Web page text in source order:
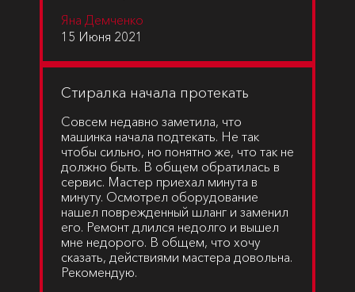
Яна Демченко
15 Июня 2021
Стиралка начала протекать
Совсем недавно заметила, что
машинка начала подтекать. Не так
чтобы сильно, но понятно же, что так не
должно быть. В общем обратилась в
сервис. Мастер приехал минута в
минуту. Осмотрел оборудование
нашел поврежденный шланг и заменил
его. Ремонт длился недолго и вышел
мне недорого. В общем, что хочу
сказать, действиями мастера довольна.
Рекомендую.